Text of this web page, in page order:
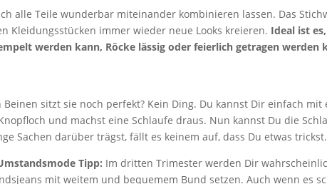
alle Teile wunderbar miteinander kombinieren lassen. Das
Kleidungsstücken immer wieder neue Looks kreieren. Ideal ist
werden kann, Röcke lässig oder feierlich getragen werden
sitzt sie noch perfekt? Kein Ding. Du kannst Dir einfach mit
und machst eine Schlaufe draus. Nun kannst Du die
Sachen darüber trägst, fällt es keinem auf, dass Du etwas trickst.
Tipp: Im dritten Trimester werden Dir
mit weitem und bequemem Bund setzen. Auch wenn es